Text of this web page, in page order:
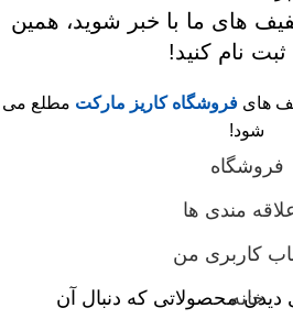
های ما با خبر شوید، همین
ثبت نام کنید!
هایفروشگاه کاریز مارکت مطلع می
شود!
محصولاتی که دنبال آن
فروشگاه
مندی ها
کاربری من
خانه